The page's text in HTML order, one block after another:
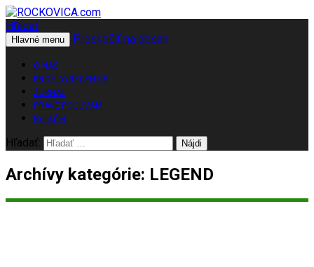
ROCKOVICA.com
Hľadať
Hlavné menu Preskočiť na obsah
O NÁS
PROFILY/RECENZIE
ŽURNÁL
PRÁVE POČÚVAM
RockČet
Hľadať:
Archívy kategórie: LEGEND